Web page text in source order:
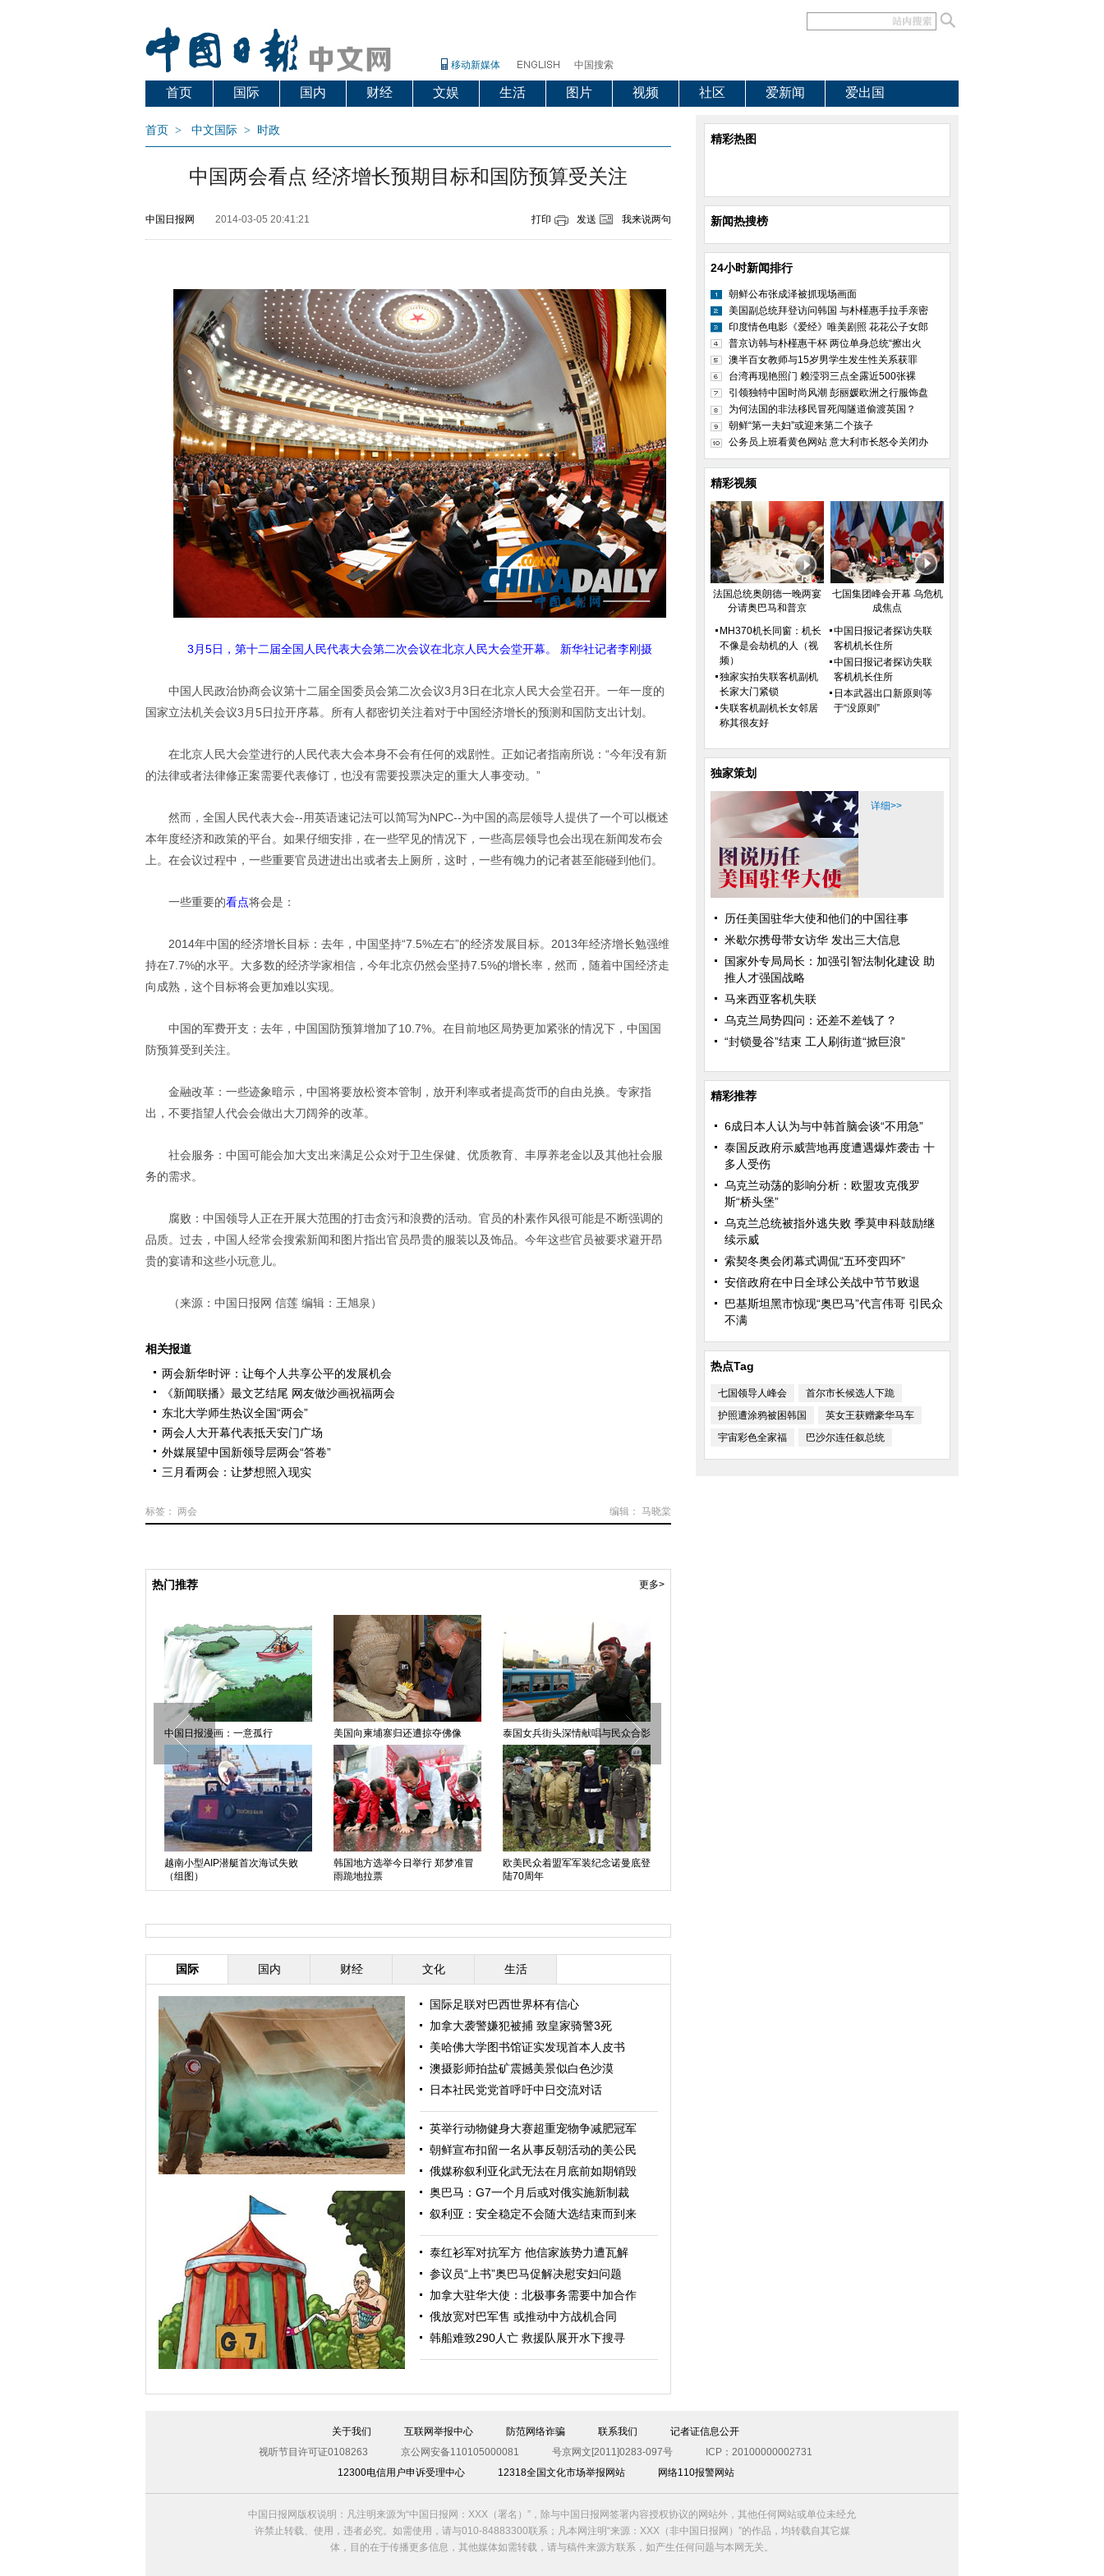
移动新媒体 中国搜索
首页 国际 国内 财经 文娱 生活 图片 视频 社区 爱新闻 爱出国
首页 > 中文国际 > 时政
中国两会看点 经济增长预期目标和国防预算受关注
中国日报网 2014-03-05 20:41:21 打印 发送 我来说两句
3月5日，第十二届全国人民代表大会第二次会议在北京人民大会堂开幕。 新华社记者李刚摄
中国人民政治协商会议第十二届全国委员会第二次会议3月3日在北京人民大会堂召开。一年一度的
国家立法机关会议3月5日拉开序幕。所有人都密切关注着对于中国经济增长的预测和国防支出计划。
在北京人民大会堂进行的人民代表大会本身不会有任何的戏剧性。正如记者指南所说：“今年没有新
的法律或者法律修正案需要代表修订，也没有需要投票决定的重大人事变动。”
然而，全国人民代表大会--用英语速记法可以简写为NPC--为中国的高层领导人提供了一个可以概述
本年度经济和政策的平台。如果仔细安排，在一些罕见的情况下，一些高层领导也会出现在新闻发布会
上。在会议过程中，一些重要官员进进出出或者去上厕所，这时，一些有魄力的记者甚至能碰到他们。
一些重要的看点将会是：
2014年中国的经济增长目标：去年，中国坚持“7.5%左右”的经济发展目标。2013年经济增长勉强维
持在7.7%的水平。大多数的经济学家相信，今年北京仍然会坚持7.5%的增长率，然而，随着中国经济走
向成熟，这个目标将会更加难以实现。
中国的军费开支：去年，中国国防预算增加了10.7%。在目前地区局势更加紧张的情况下，中国国
防预算受到关注。
金融改革：一些迹象暗示，中国将要放松资本管制，放开利率或者提高货币的自由兑换。专家指
出，不要指望人代会会做出大刀阔斧的改革。
社会服务：中国可能会加大支出来满足公众对于卫生保健、优质教育、丰厚养老金以及其他社会服
务的需求。
腐败：中国领导人正在开展大范围的打击贪污和浪费的活动。官员的朴素作风很可能是不断强调的
品质。过去，中国人经常会搜索新闻和图片指出官员昂贵的服装以及饰品。今年这些官员被要求避开昂
贵的宴请和这些小玩意儿。
（来源：中国日报网 信莲 编辑：王旭泉）
相关报道
两会新华时评：让每个人共享公平的发展机会
《新闻联播》最文艺结尾 网友做沙画祝福两会
东北大学师生热议全国“两会”
两会人大开幕代表抵天安门广场
外媒展望中国新领导层两会“答卷”
三月看两会：让梦想照入现实
编辑： 马晓棠
标签： 两会
热门推荐 更多>
中国日报漫画：一意孤行 美国向柬埔寨归还遭掠夺佛像 泰国女兵街头深情献唱与民众合影
越南小型AIP潜艇首次海试失败
（组图）
韩国地方选举今日举行 郑梦准冒
雨跪地拉票
欧美民众着盟军军装纪念诺曼底登
陆70周年
国际 国内 财经 文化 生活
“渴望之狮”多国联合军演举行 美军秀军事力量
欧洲国家不愿与俄罗斯闹僵
国际足联对巴西世界杯有信心
加拿大袭警嫌犯被捕 致皇家骑警3死
美哈佛大学图书馆证实发现首本人皮书
澳摄影师拍盐矿震撼美景似白色沙漠
日本社民党党首呼吁中日交流对话
英举行动物健身大赛超重宠物争减肥冠军
朝鲜宣布扣留一名从事反朝活动的美公民
俄媒称叙利亚化武无法在月底前如期销毁
奥巴马：G7一个月后或对俄实施新制裁
叙利亚：安全稳定不会随大选结束而到来
泰红衫军对抗军方 他信家族势力遭瓦解
参议员“上书”奥巴马促解决慰安妇问题
加拿大驻华大使：北极事务需要中加合作
俄放宽对巴军售 或推动中方战机合同
韩船难致290人亡 救援队展开水下搜寻
精彩热图
新闻热搜榜
24小时新闻排行
朝鲜公布张成泽被抓现场画面
美国副总统拜登访问韩国 与朴槿惠手拉手亲密
印度情色电影《爱经》唯美剧照 花花公子女郎
普京访韩与朴槿惠干杯 两位单身总统“擦出火
澳半百女教师与15岁男学生发生性关系获罪
台湾再现艳照门 赖滢羽三点全露近500张裸
引领独特中国时尚风潮 彭丽媛欧洲之行服饰盘
为何法国的非法移民冒死闯隧道偷渡英国？
朝鲜“第一夫妇”或迎来第二个孩子
公务员上班看黄色网站 意大利市长怒令关闭办
精彩视频
法国总统奥朗德一晚两宴
分请奥巴马和普京
七国集团峰会开幕 乌危机
成焦点
MH370机长同窗：机长
不像是会劫机的人（视
频）
独家实拍失联客机副机
长家大门紧锁
失联客机副机长女邻居
称其很友好
中国日报记者探访失联
客机机长住所
中国日报记者探访失联
客机机长住所
日本武器出口新原则等
于“没原则”
独家策划
详细>>
历任美国驻华大使和他们的中国往事
米歇尔携母带女访华 发出三大信息
国家外专局局长：加强引智法制化建设 助
推人才强国战略
马来西亚客机失联
乌克兰局势四问：还差不差钱了？
“封锁曼谷”结束 工人刷街道“掀巨浪”
精彩推荐
6成日本人认为与中韩首脑会谈“不用急”
泰国反政府示威营地再度遭遇爆炸袭击 十
多人受伤
乌克兰动荡的影响分析：欧盟攻克俄罗
斯“桥头堡”
乌克兰总统被指外逃失败 季莫申科鼓励继
续示威
索契冬奥会闭幕式调侃“五环变四环”
安倍政府在中日全球公关战中节节败退
巴基斯坦黑市惊现“奥巴马”代言伟哥 引民众
不满
热点Tag
七国领导人峰会
首尔市长候选人下跪
护照遭涂鸦被困韩国
英女王获赠豪华马车
宇宙彩色全家福
巴沙尔连任叙总统
关于我们 互联网举报中心 防范网络诈骗 联系我们
记者证信息公开
视听节目许可证0108263
京公网安备110105000081 号京网文[2011]0283-097号
ICP：20100000002731
12300电信用户申诉受理中心
12318全国文化市场举报网站 网络110报警网站
中国日报网版权说明：凡注明来源为“中国日报网：XXX（署名）”，除与中国日报网签署内容授权协议的网站外，其他任何网站或单位未经允
许禁止转载、使用，违者必究。如需使用，请与010-84883300联系；凡本网注明“来源：XXX（非中国日报网）”的作品，均转载自其它媒
体，目的在于传播更多信息，其他媒体如需转载，请与稿件来源方联系，如产生任何问题与本网无关。